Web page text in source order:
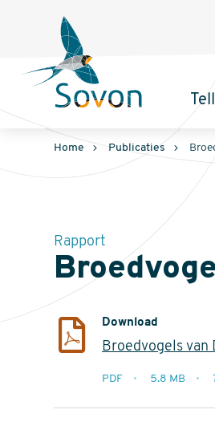
Home Publicaties
Rapport
Download
Broedvogels van
extensie
PDF
5.8 MB